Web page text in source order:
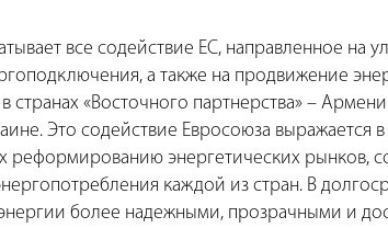
все содействие ЕС, направленное на
а также на продвижение
странах «Восточного партнерства» –
Это содействие Евросоюза выражается
реформированию энергетических рынков,
каждой из стран. В
более надежными, прозрачными и